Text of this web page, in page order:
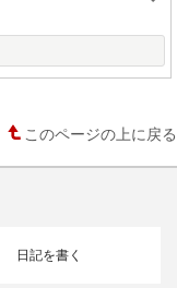
このページの上に戻る
日記を書く